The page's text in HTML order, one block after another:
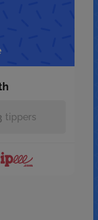
tippers